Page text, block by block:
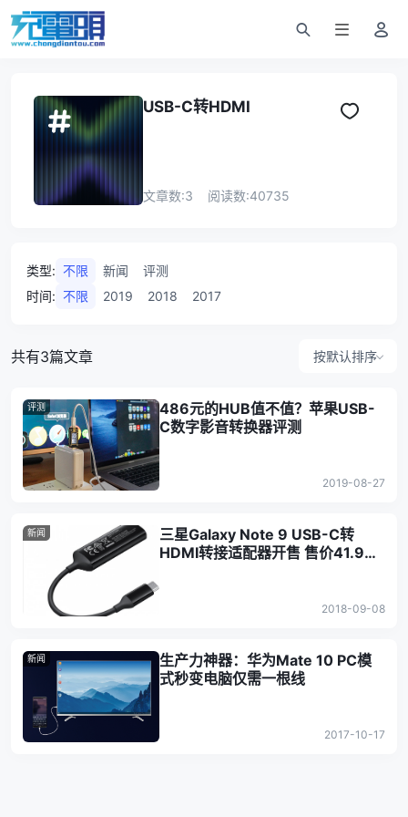
USB-C转HDMI
文章数:3 阅读数:40735
类型: 不限 新闻
评测
时间: 不限 2019 2018 2017
共有3篇文章 按默认排序
评测
486元的HUB值不值？苹果USB-
C数字影音转换器评测
2019-08-27
新闻
三星Galaxy Note 9 USB-C转
HDMI转接适配器开售 售价41.99
2018-09-08
新闻
生产力神器：华为Mate 10 PC模
式秒变电脑仅需一根线
2017-10-17